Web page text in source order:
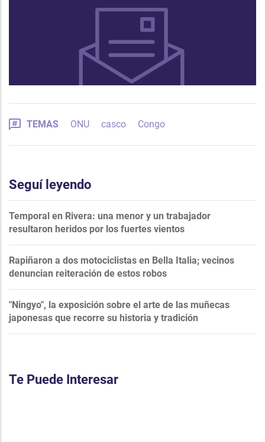
TEMAS ONU casco Congo
Seguí leyendo
Temporal en Rivera: una menor y un trabajador
resultaron heridos por los fuertes vientos
Rapiñaron a dos motociclistas en Bella Italia; vecinos
denuncian reiteración de estos robos
"Ningyo", la exposición sobre el arte de las muñecas
japonesas que recorre su historia y tradición
Te Puede Interesar